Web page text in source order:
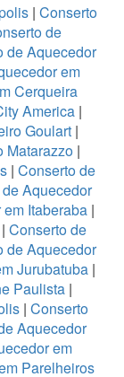
| Conserto
de
de Aquecedor
em
Cerqueira
America |
Goulart |
Matarazzo |
| Conserto de
Aquecedor
Itaberaba |
| Conserto de
de Aquecedor
Jurubatuba|
Paulista |
| Conserto
Aquecedor
em
Parelheiros